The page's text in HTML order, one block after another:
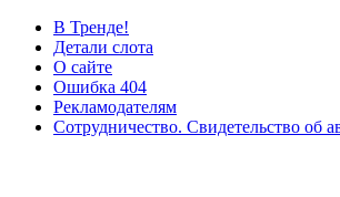
В Тренде!
Детали слота
О сайте
Ошибка 404
Рекламодателям
Сотрудничество. Свидетельство об